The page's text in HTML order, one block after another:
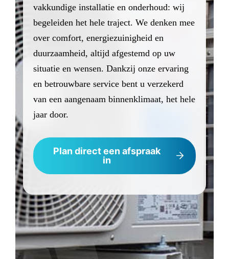
vakkundige installatie en onderhoud: wij
begeleiden het hele traject. We denken mee
over comfort, energiezuinigheid en
duurzaamheid, altijd afgestemd op uw
situatie en wensen. Dankzij onze ervaring
en betrouwbare service bent u verzekerd
van een aangenaam binnenklimaat, het hele
jaar door.
Plan direct een afspraak
in